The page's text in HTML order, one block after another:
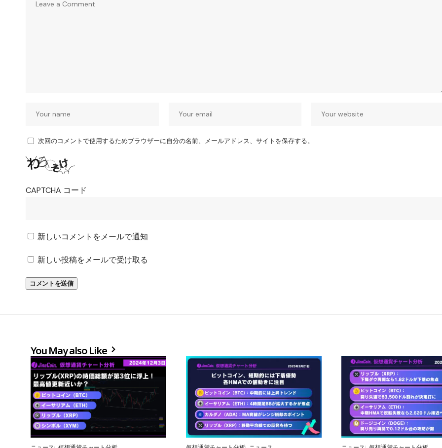
次回のコメントで使用するためブラウザーに自分の名前、メールアドレス、サイトを保存する。
CAPTCHA コード
新しいコメントをメールで通知
新しい投稿をメールで受け取る
You May also Like